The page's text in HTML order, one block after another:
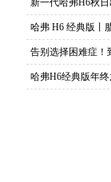
新一代哈弗H6秋
司
哈弗 H6 经典版丨
告别选择困难症！
哈弗H6经典版年